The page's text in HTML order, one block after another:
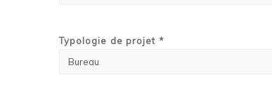
Typologie de projet *